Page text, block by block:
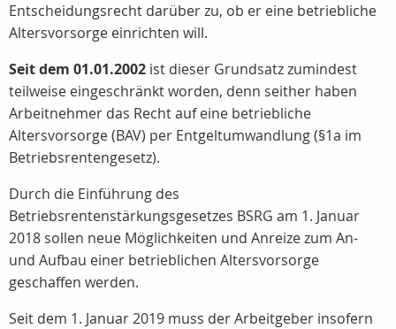
Entscheidungsrecht darüber zu, ob er eine betriebliche
Altersvorsorge einrichten will.
Seit dem 01.01.2002 ist dieser Grundsatz zumindest
teilweise eingeschränkt worden, denn seither haben
Arbeitnehmer das Recht auf eine betriebliche
Altersvorsorge (BAV) per Entgeltumwandlung (§1a im
Betriebsrentengesetz).
Durch die Einführung des
Betriebsrentenstärkungsgesetzes BSRG am 1. Januar
2018 sollen neue Möglichkeiten und Anreize zum An-
und Aufbau einer betrieblichen Altersvorsorge
geschaffen werden.
Seit dem 1. Januar 2019 muss der Arbeitgeber insofern